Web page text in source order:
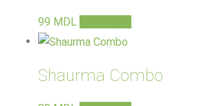
99 MDL
Shaurma Combo